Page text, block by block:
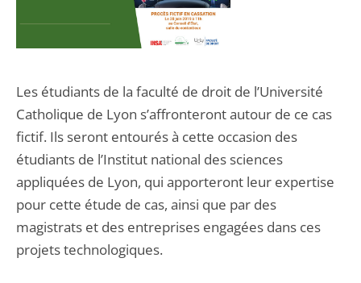
Les étudiants de la faculté de droit de l’Université
Catholique de Lyon s’affronteront autour de ce cas
fictif. Ils seront entourés à cette occasion des
étudiants de l’Institut national des sciences
appliquées de Lyon, qui apporteront leur expertise
pour cette étude de cas, ainsi que par des
magistrats et des entreprises engagées dans ces
projets technologiques.